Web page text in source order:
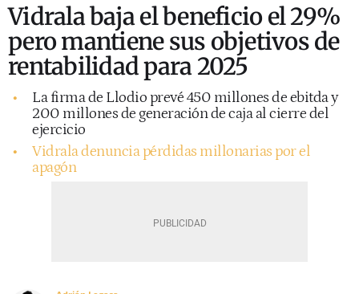
Vidrala baja el beneficio el 29%
pero mantiene sus objetivos de
rentabilidad para 2025
La firma de Llodio prevé 450 millones de ebitda y
200 millones de generación de caja al cierre del
ejercicio
Vidrala denuncia pérdidas millonarias por el
apagón